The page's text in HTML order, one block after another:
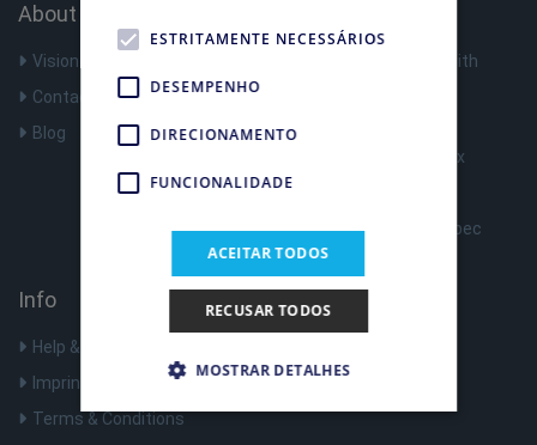
About Us
Vision
Contact
Blog
Surf anonymously with
Register Shellfire Box
Shellfire Box Tech Spec
Info
Help & Support
Imprint
Terms & Conditions
ESTRITAMENTE NECESSÁRIOS
DESEMPENHO
DIRECIONAMENTO
FUNCIONALIDADE
ACEITAR TODOS
RECUSAR TODOS
MOSTRAR DETALHES